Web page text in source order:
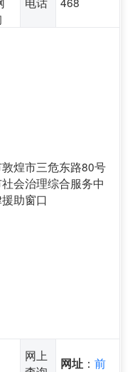
煌市三危东路80号
会治理综合服务中
助窗口
网上
网址 ：前